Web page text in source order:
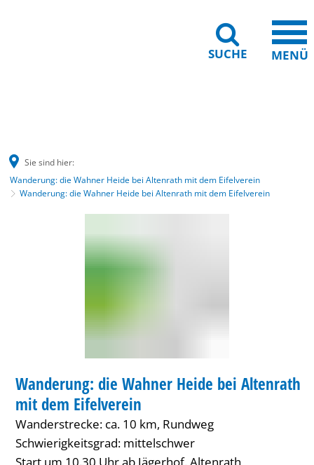
SUCHE MENÜ
Sie sind hier:
Wanderung: die Wahner Heide bei Altenrath mit dem Eifelverein
Wanderung: die Wahner Heide bei Altenrath mit dem Eifelverein
mit
dem
Eifelverein
KATEGORIE: WANDERUNG
Wanderung: die Wahner Heide bei Altenrath
mit dem Eifelverein
Wanderstrecke: ca. 10 km, Rundweg
Schwierigkeitsgrad: mittelschwer